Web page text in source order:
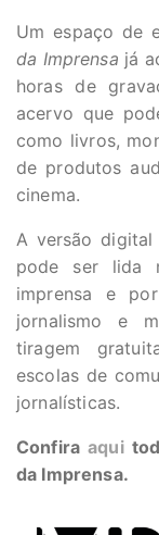
Um espaço de
da Imprensa já
horas de
acervo que
como livros,
de produtos
cinema.
A versão
pode ser lida
imprensa e
jornalismo e
tiragem
escolas de
jornalísticas.
Confiraaqui
da Imprensa.